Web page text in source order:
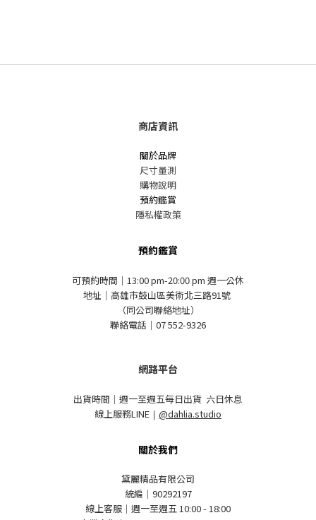
商店資訊
關於品牌
尺寸量測
購物說明
預約鑑賞
隱私權政策
預約鑑賞
可預約時間｜13:00 pm-20:00 pm 週一公休
地址｜高雄市鼓山區美術北三路91號
（同公司聯絡地址）
聯絡電話｜07 552-9326
網路平台
出貨時間｜週一至週五每日出貨 六日休息
線上服務LINE ｜ @dahlia.studio
關於我們
黛麗精品有限公司
統編｜90292197
線上客服｜週一至週五 10:00 - 18:00